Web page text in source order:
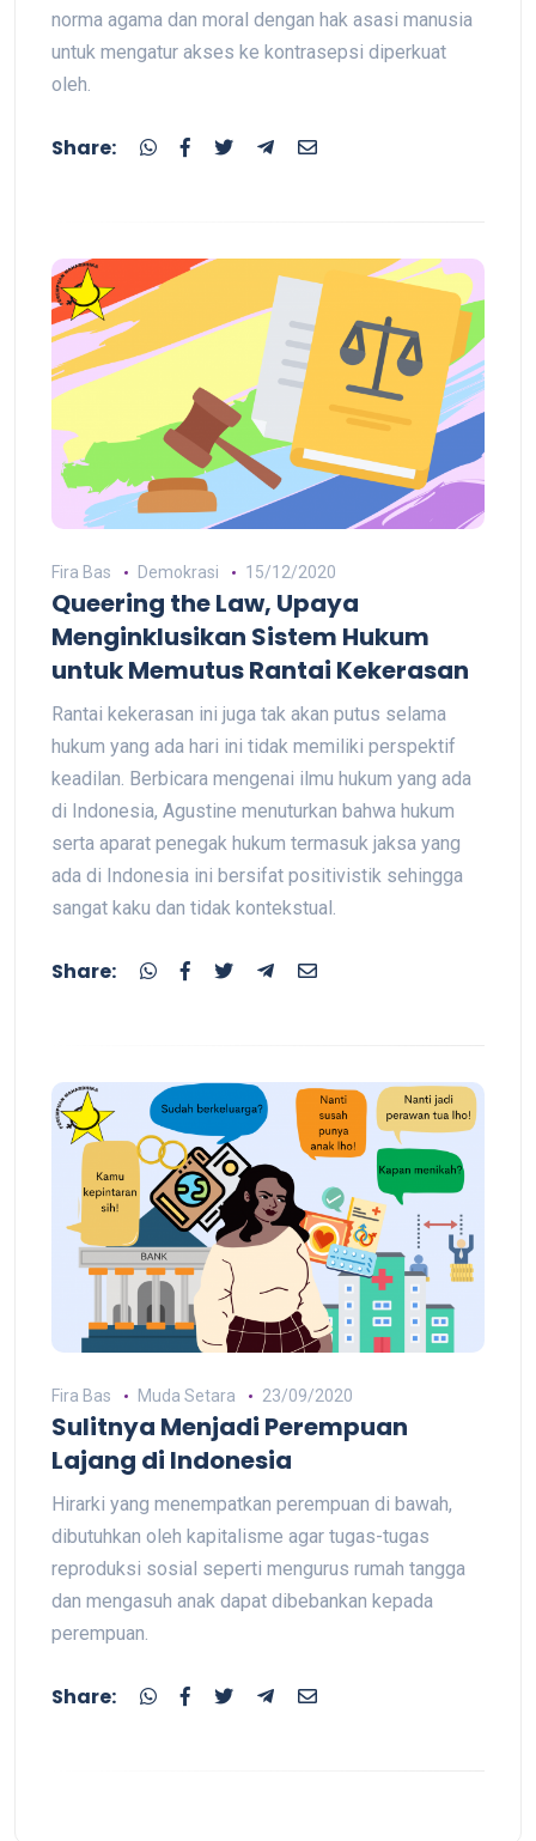
norma agama dan moral dengan hak asasi manusia
untuk mengatur akses ke kontrasepsi diperkuat
oleh.
Share:
Fira Bas Demokrasi 15/12/2020
Queering the Law, Upaya
Menginklusikan Sistem Hukum
untuk Memutus Rantai Kekerasan
Rantai kekerasan ini juga tak akan putus selama
hukum yang ada hari ini tidak memiliki perspektif
keadilan. Berbicara mengenai ilmu hukum yang ada
di Indonesia, Agustine menuturkan bahwa hukum
serta aparat penegak hukum termasuk jaksa yang
ada di Indonesia ini bersifat positivistik sehingga
sangat kaku dan tidak kontekstual.
Share:
Fira Bas Muda Setara 23/09/2020
Sulitnya Menjadi Perempuan
Lajang di Indonesia
Hirarki yang menempatkan perempuan di bawah,
dibutuhkan oleh kapitalisme agar tugas-tugas
reproduksi sosial seperti mengurus rumah tangga
dan mengasuh anak dapat dibebankan kepada
perempuan.
Share: